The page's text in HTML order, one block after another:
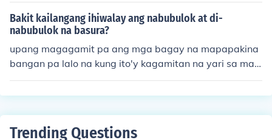
amamaga, habang ang asin naman ay may anti-inflam
matory properties. Gayunpaman, magandang kumonsu
lta muna sa doktor bago subukan ito, lalo na kung may i
ba pang kondisyon ang nagdudulot ng manas.
Bakit kailangang ihiwalay ang nabubulok at di-
nabubulok na basura?
upang magagamit pa ang mga bagay na mapapakina
bangan pa lalo na kung ito'y kagamitan na yari sa mat
eryal na bagay at kung hindi naman gigawa itong pata
ba na angkop naman sa mga halaman
Trending Questions